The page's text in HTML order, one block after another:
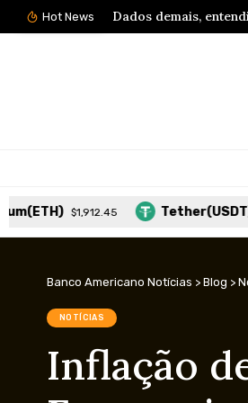
Hot News Descubra de que
$1,912.45 Tether(USDT) $1.00
Banco Americano Notícias > Blog >
NOTÍCIAS
Inflação